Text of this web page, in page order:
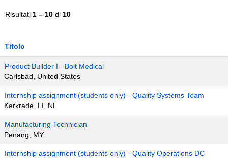
Risultati 1 – 10 di 10
Titolo
Product Builder I - Bolt Medical
Carlsbad, United States
Internship assignment (students only) - Quality Systems Team
Kerkrade, LI, NL
Manufacturing Technician
Penang, MY
Internship assignment (students only) - Quality Operations DC